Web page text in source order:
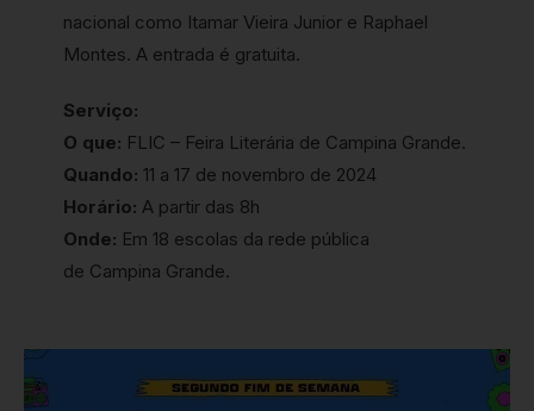
nacional como Itamar Vieira Junior e Raphael
Montes. A entrada é gratuita.
Serviço:
O que: FLIC – Feira Literária de Campina Grande.
Quando: 11 a 17 de novembro de 2024
Horário: A partir das 8h
Onde: Em 18 escolas da rede pública
de Campina Grande.